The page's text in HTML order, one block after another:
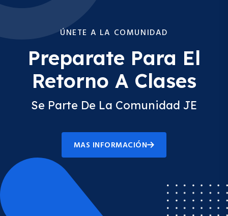
ÚNETE A LA COMUNIDAD
Preparate Para El
Retorno A Clases
Se Parte De La Comunidad JE
MAS INFORMACIÓN